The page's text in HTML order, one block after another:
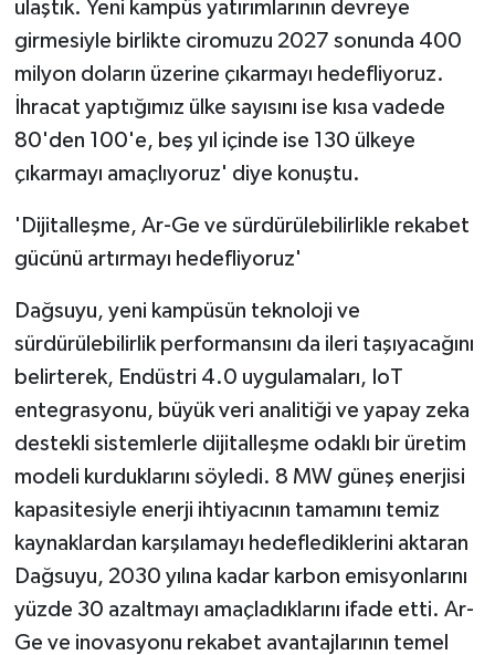
ulaştık. Yeni kampüs yatırımlarının devreye
girmesiyle birlikte ciromuzu 2027 sonunda 400
milyon doların üzerine çıkarmayı hedefliyoruz.
İhracat yaptığımız ülke sayısını ise kısa vadede
80'den 100'e, beş yıl içinde ise 130 ülkeye
çıkarmayı amaçlıyoruz' diye konuştu.
'Dijitalleşme, Ar-Ge ve sürdürülebilirlikle rekabet
gücünü artırmayı hedefliyoruz'
Dağsuyu, yeni kampüsün teknoloji ve
sürdürülebilirlik performansını da ileri taşıyacağını
belirterek, Endüstri 4.0 uygulamaları, IoT
entegrasyonu, büyük veri analitiği ve yapay zeka
destekli sistemlerle dijitalleşme odaklı bir üretim
modeli kurduklarını söyledi. 8 MW güneş enerjisi
kapasitesiyle enerji ihtiyacının tamamını temiz
kaynaklardan karşılamayı hedeflediklerini aktaran
Dağsuyu, 2030 yılına kadar karbon emisyonlarını
yüzde 30 azaltmayı amaçladıklarını ifade etti. Ar-
Ge ve inovasyonu rekabet avantajlarının temel